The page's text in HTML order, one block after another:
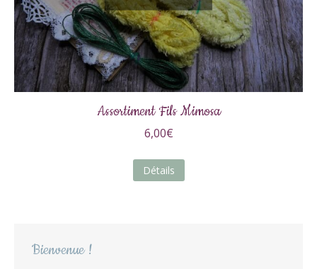
Assortiment Fils Mimosa
6,00€
Détails
Bienvenue !